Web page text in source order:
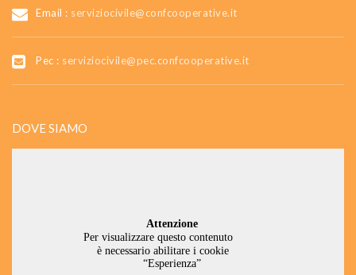
Email : serviziocivile@confcooperative.it
Pec : serviziocivile@pec.confcooperative.it
DOVE SIAMO